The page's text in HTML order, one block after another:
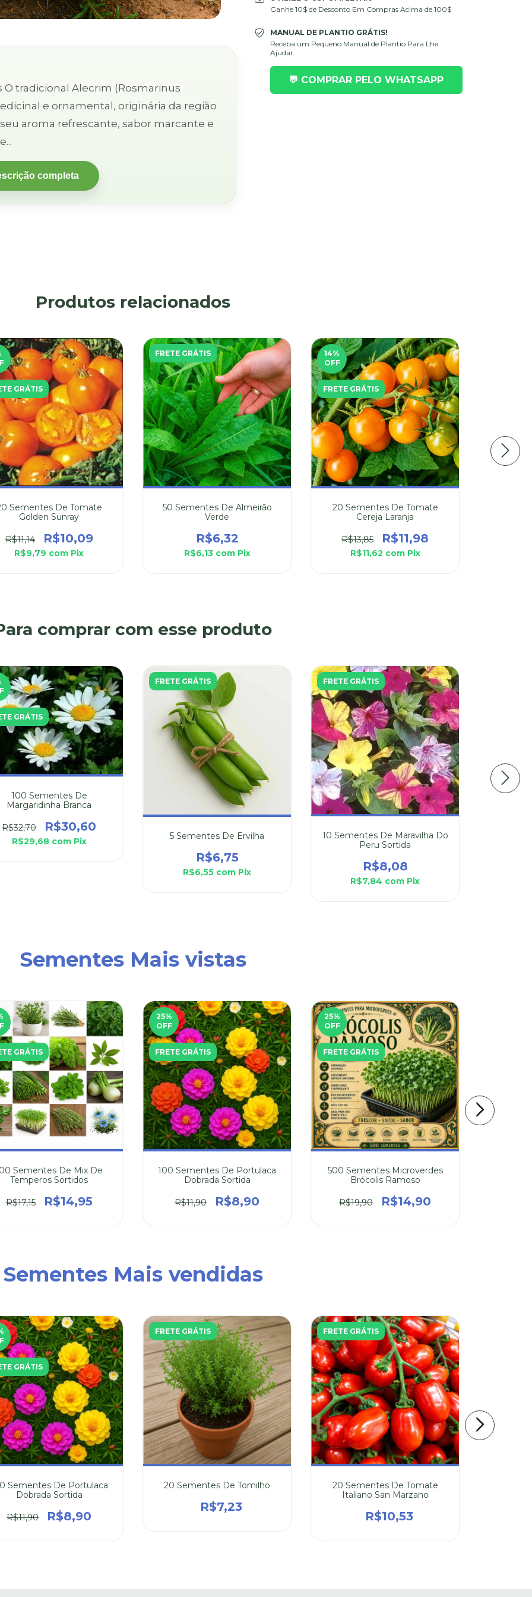
e ornamental, originária da região
aroma refrescante, sabor marcante e
completa
Ganhe 10$ de Desconto Em Compras Acima de 100$
MANUAL DE PLANTIO GRÁTIS!
Receba um Pequeno Manual de Plantio Para Lhe
Ajudar.
💬 COMPRAR PELO WHATSAPP
Produtos relacionados
GRÁTIS
Sementes De Tomate
Golden Sunray
R$11,14 R$10,09
R$9,79 com Pix
FRETE GRÁTIS
50 Sementes De Almeirão
Verde
R$6,32
R$6,13 com Pix
14%
OFF
FRETE GRÁTIS
20 Sementes De Tomate
Cereja Laranja
R$13,85 R$11,98
R$11,62 com Pix
comprar com esse produto
GRÁTIS
100 Sementes De
Margaridinha Branca
R$32,70 R$30,60
R$29,68 com Pix
FRETE GRÁTIS
5 Sementes De Ervilha
R$6,75
R$6,55 com Pix
FRETE GRÁTIS
10 Sementes De Maravilha Do
Peru Sortida
R$8,08
R$7,84 com Pix
Sementes Mais vistas
GRÁTIS
Sementes De Mix De
Temperos Sortidos
R$17,15 R$14,95
25%
OFF
FRETE GRÁTIS
100 Sementes De Portulaca
Dobrada Sortida
R$11,90 R$8,90
25%
OFF
FRETE GRÁTIS
500 Sementes Microverdes
Brócolis Ramoso
R$19,90 R$14,90
Sementes Mais vendidas
GRÁTIS
Sementes De Portulaca
Dobrada Sortida
R$11,90 R$8,90
FRETE GRÁTIS
20 Sementes De Tomilho
R$7,23
FRETE GRÁTIS
20 Sementes De Tomate
Italiano San Marzano
R$10,53